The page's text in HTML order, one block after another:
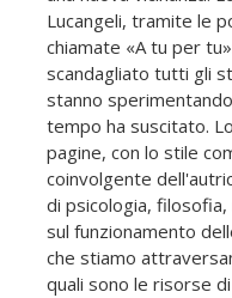
Lucangeli, tramite le
chiamate «A tu per
scandagliato tutti gli
stanno
tempo ha suscitato.
pagine, con lo stile
coinvolgente
di psicologia,
sul funzionamento
che stiamo
quali sono le risorse